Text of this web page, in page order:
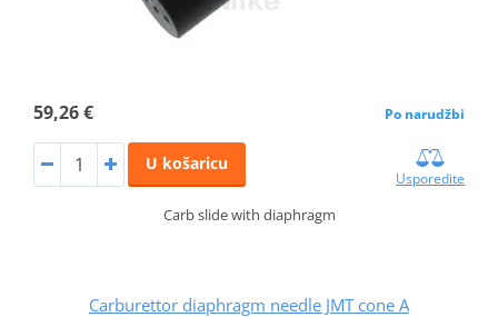
59,26 € Po narudžbi
U košaricu
Usporedite
Carb slide with diaphragm
Carburettor diaphragm needle JMT cone A